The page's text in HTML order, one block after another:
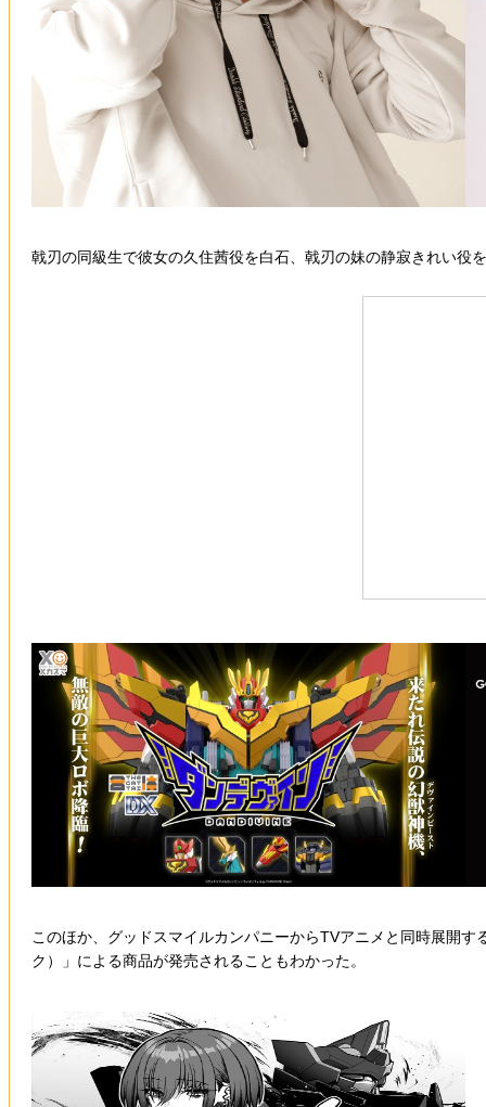
戟刃の同級生で彼女の久住茜役を白石、戟刃の妹の静寂きれい役
このほか、グッドスマイルカンパニーからTVアニメと同時展開
ク）」による商品が発売されることもわかった。